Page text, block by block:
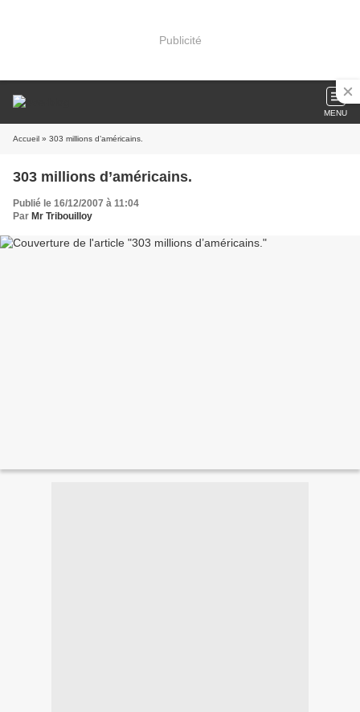
Publicité
MENU
Accueil » 303 millions d’américains.
303 millions d’américains.
Publié le 16/12/2007 à 11:04
Par Mr Tribouilloy